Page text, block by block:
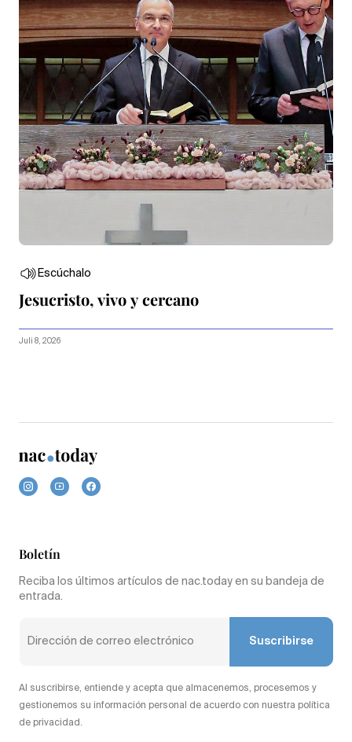
Escúchalo
Jesucristo, vivo y cercano
Juli 8, 2026
Boletín
Reciba los últimos artículos de nac.today en su bandeja de
entrada.
Suscribirse
Al suscribirse, entiende y acepta que almacenemos, procesemos y
gestionemos su información personal de acuerdo con nuestra política
de privacidad.